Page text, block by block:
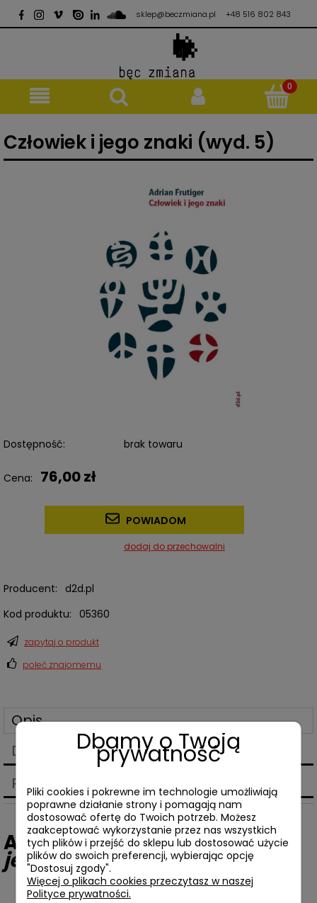
sklep@beczmiana.pl +48 516 802 843
Człowiek i jego znaki (wyd. 5)
Dostępność: brak towaru
Cena: 76,00 zł
POWIADOM
dodaj do przechowalni
Producent: d2d.pl
Kod produktu: 05360
zapytaj o produkt
poleć znajomemu
Opis
Dane techniczne
Produkty powiązane
Adrian Frutiger,Człowiek i
jego znaki
Dbamy o Twoją
prywatność
Pliki cookies i pokrewne im technologie umożliwiają
poprawne działanie strony i pomagają nam
dostosować ofertę do Twoich potrzeb. Możesz
zaakceptować wykorzystanie przez nas wszystkich
tych plików i przejść do sklepu lub dostosować użycie
plików do swoich preferencji, wybierając opcję
"Dostosuj zgody".
Więcej o plikach cookies przeczytasz w naszej
Polityce prywatności.